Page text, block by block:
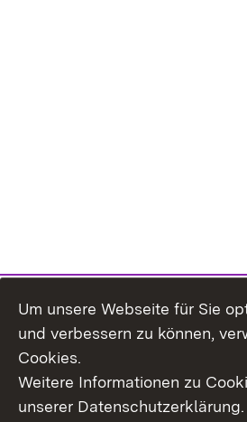
Um unsere Webseite für Sie
und verbessern zu können,
Cookies.
Weitere Informationen zu
unserer Datenschutzerklärung.